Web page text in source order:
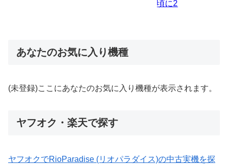
あなたのお気に入り機種
(未登録)ここにあなたのお気に入り機種が表示されます。
ヤフオク・楽天で探す
ヤフオクでRioParadise (リオパラダイス)の中古実機を探